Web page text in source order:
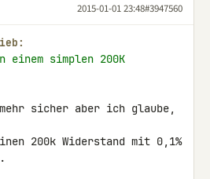
2015-01-01 23:48#3947560
simplen 200K
sicher aber ich glaube,
200k Widerstand mit 0,1%